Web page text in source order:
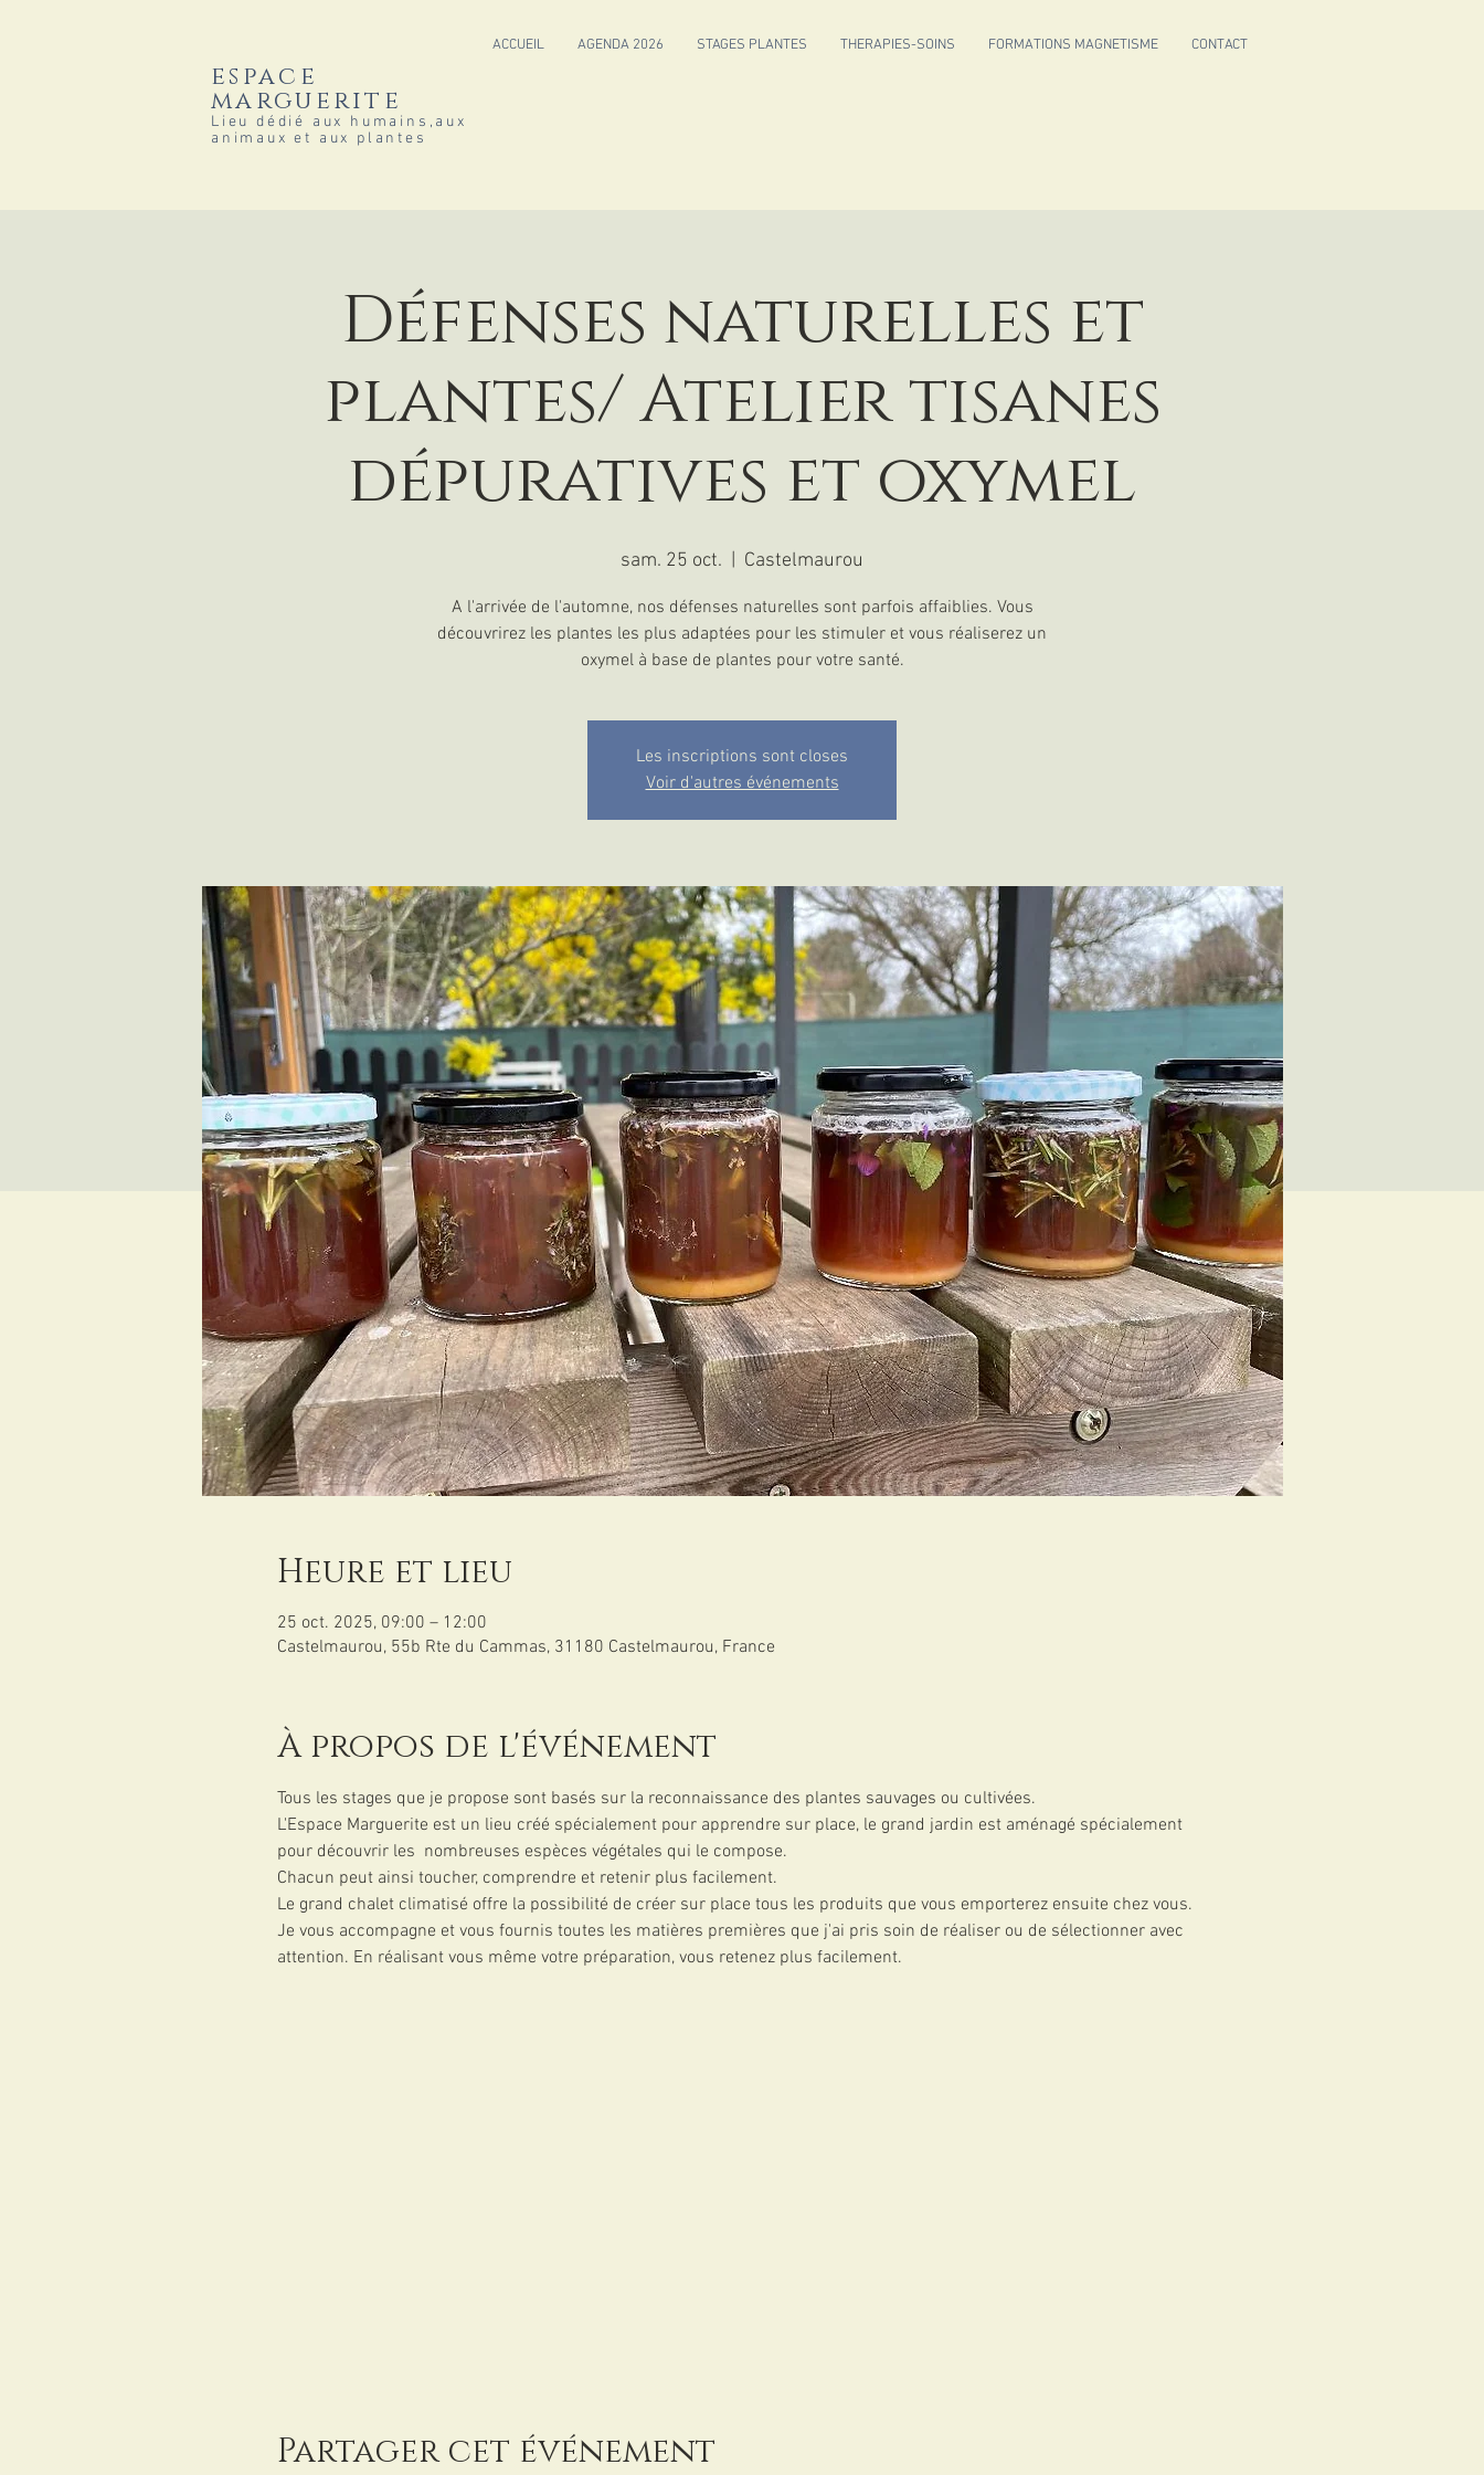
ACCUEIL AGENDA 2026 STAGES PLANTES THERAPIES-SOINS FORMATIONS MAGNETISME CONTACT
espace
marguerite
Lieu dédié aux humains,aux
animaux et aux plantes
Défenses naturelles et
plantes/ Atelier tisanes
dépuratives et oxymel
sam. 25 oct. Castelmaurou
A l'arrivée de l'automne, nos défenses naturelles sont parfois affaiblies. Vous
découvrirez les plantes les plus adaptées pour les stimuler et vous réaliserez un
oxymel à base de plantes pour votre santé.
Les inscriptions sont closes
Voir d'autres événements
Heure et lieu
25 oct. 2025, 09:00 – 12:00
Castelmaurou, 55b Rte du Cammas, 31180 Castelmaurou, France
À propos de l'événement
Tous les stages que je propose sont basés sur la reconnaissance des plantes sauvages ou cultivées.
L'Espace Marguerite est un lieu créé spécialement pour apprendre sur place, le grand jardin est aménagé spécialement
pour découvrir les  nombreuses espèces végétales qui le compose.
Chacun peut ainsi toucher, comprendre et retenir plus facilement.
Le grand chalet climatisé offre la possibilité de créer sur place tous les produits que vous emporterez ensuite chez vous.
Je vous accompagne et vous fournis toutes les matières premières que j'ai pris soin de réaliser ou de sélectionner avec
attention. En réalisant vous même votre préparation, vous retenez plus facilement.
Partager cet événement